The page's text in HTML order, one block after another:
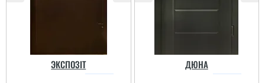
ЭКСПОЗІТ ДЮНА